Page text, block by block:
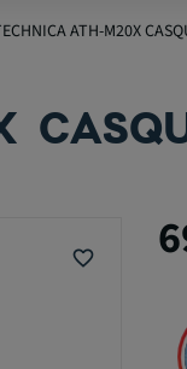
ATH-M20X
favorite_border